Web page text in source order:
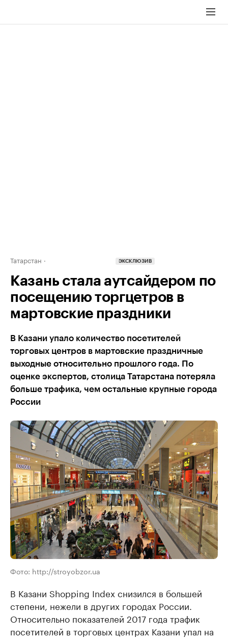
Татарстан ЭКСКЛЮЗИВ
Казань стала аутсайдером по
посещению торгцетров в
мартовские праздники
В Казани упало количество посетителей
торговых центров в мартовские праздничные
выходные относительно прошлого года. По
оценке экспертов, столица Татарстана потеряла
больше трафика, чем остальные крупные города
России
Фото: http://stroyobzor.ua
В Казани Shopping Index снизился в большей
степени, нежели в других городах России.
Относительно показателей 2017 года трафик
посетителей в торговых центрах Казани упал на